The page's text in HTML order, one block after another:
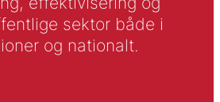
sektor både i
og nationalt.